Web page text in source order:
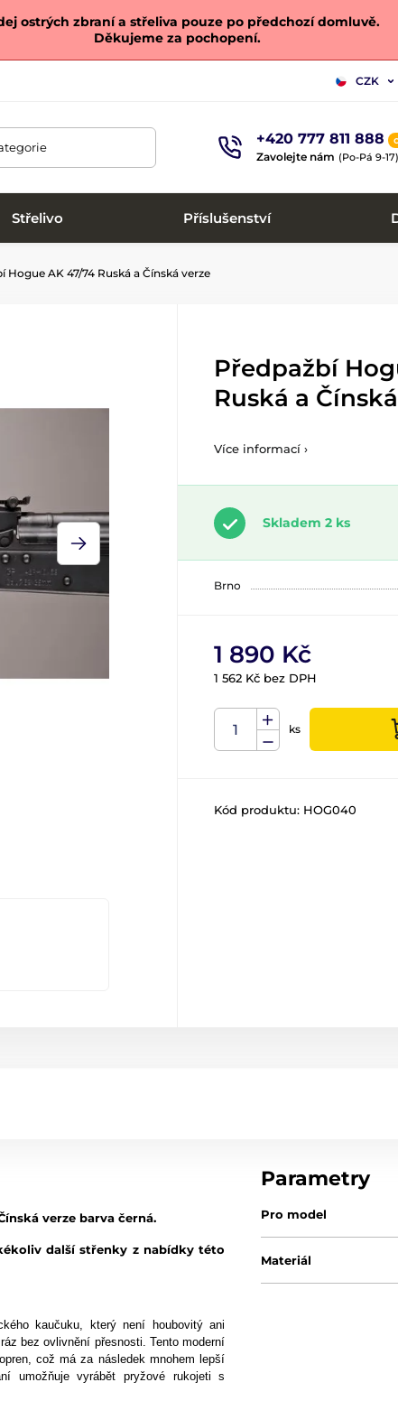
ostrých zbraní a střeliva pouze po předchozí domluvě.
Děkujeme za pochopení.
CZK
+420 777 811 888
Zavolejte nám (Po-Pá 9-17)
Střelivo Příslušenství
Hogue AK 47/74 Ruská a Čínská verze
Předpažbí
Ruská a
Více informací ›
Skladem 2 ks
Brno
1 890 Kč
1 562 Kč bez DPH
ks
Kód produktu: HOG040
verze barva černá.
další střenky z nabídky této
kaučuku, který není houbovitý ani
bez ovlivnění přesnosti. Tento moderní
což má za následek mnohem lepší
umožňuje vyrábět pryžové rukojeti s
Parametry
Pro model
Materiál